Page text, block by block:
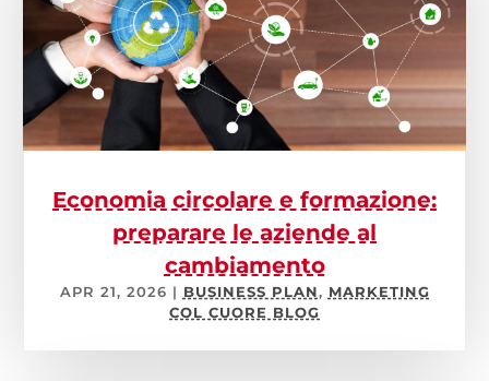
Economia circolare e formazione:
preparare le aziende al
cambiamento
APR 21, 2026 | BUSINESS PLAN, MARKETING
COL CUORE BLOG